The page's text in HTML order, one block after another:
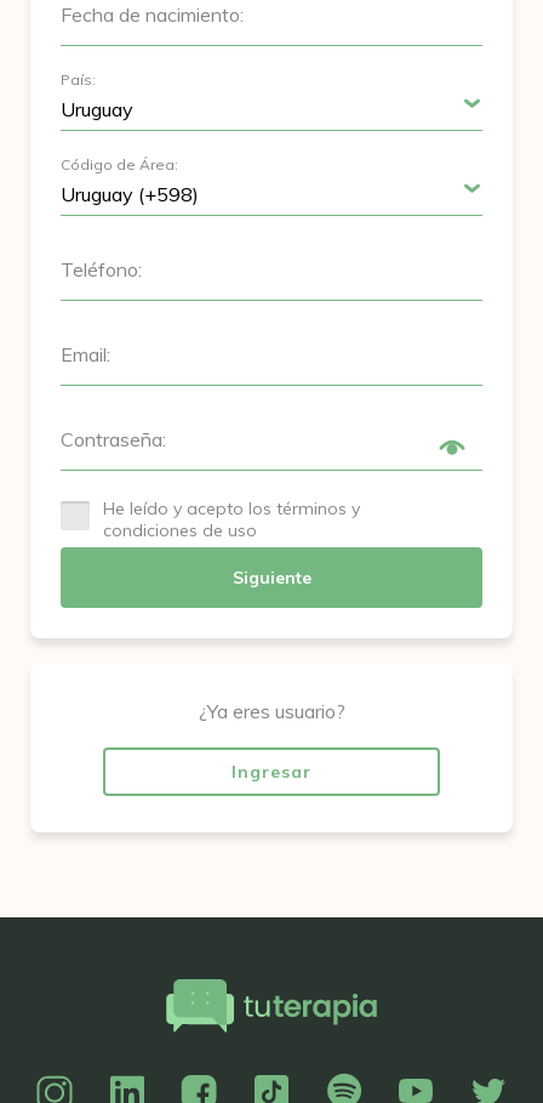
Fecha de nacimiento:
País:
Código de Área:
Teléfono:
Email:
Contraseña:
He leído y acepto los términos y
condiciones de uso
Siguiente
¿Ya eres usuario?
Ingresar